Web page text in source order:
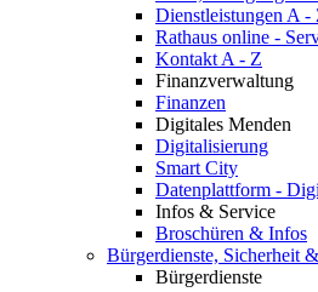
Dienstleistungen A -
Rathaus online -
Kontakt A - Z
Finanzverwaltung
Finanzen
Digitales Menden
Digitalisierung
Smart City
Datenplattform -
Infos & Service
Broschüren & Infos
Bürgerdienste, Sicherheit
Bürgerdienste